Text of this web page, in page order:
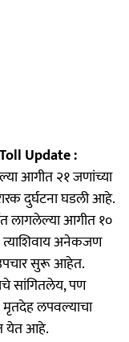
Update :
आगीत २१ जणांच्या
दुर्घटना घडली आहे.
लागलेल्या आगीत १०
त्याशिवाय अनेकजण
सुरू आहेत.
सांगितलेय, पण
मृतदेह लपवल्याचा
येत आहे.